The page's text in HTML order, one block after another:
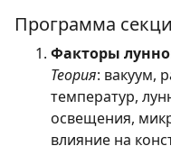
Программа
Факторы
Теория: вакуум,
температур,
освещения,
влияние на